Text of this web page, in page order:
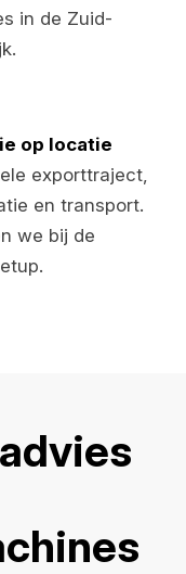
in de Zuid-
op locatie
exporttraject,
en transport.
we bij de